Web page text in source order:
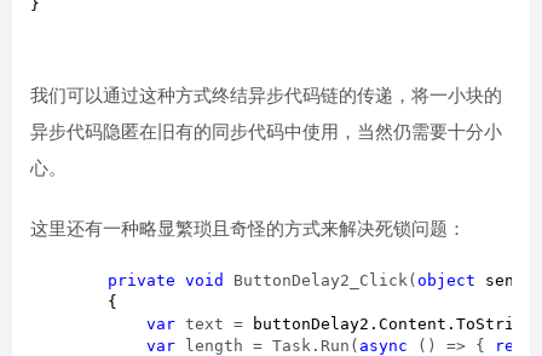
}
我们可以通过这种方式终结异步代码链的传递，将一小块的
异步代码隐匿在旧有的同步代码中使用，当然仍需要十分小
心。
这里还有一种略显繁琐且奇怪的方式来解决死锁问题：
private void ButtonDelay2_Click( object
        {
var text =
var length = Task.Run( async () => {